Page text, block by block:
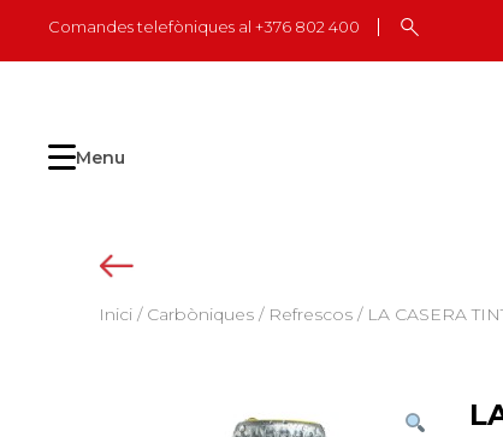
content
Comandes telefòniques al +376 802 400
Menu
Inici / Carbòniques / Refrescos / LA CASERA